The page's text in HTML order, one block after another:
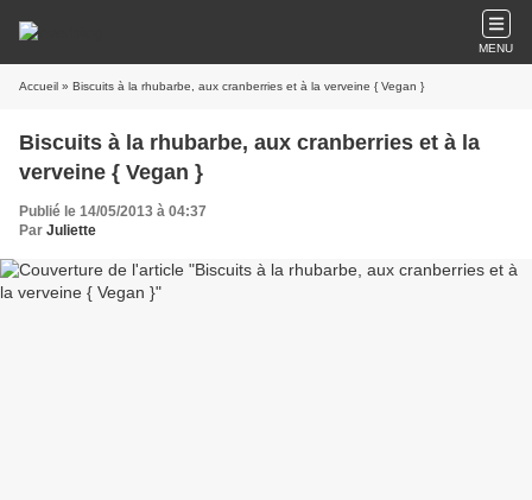
MENU
Accueil » Biscuits à la rhubarbe, aux cranberries et à la verveine { Vegan }
Biscuits à la rhubarbe, aux cranberries et à la
verveine { Vegan }
Publié le 14/05/2013 à 04:37
Par Juliette